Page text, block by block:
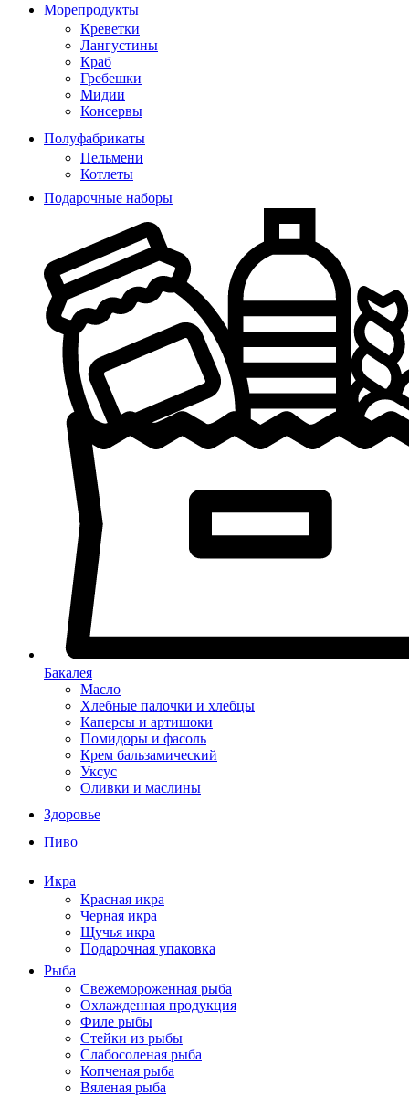
Морепродукты
Креветки
Лангустины
Краб
Гребешки
Мидии
Консервы
Полуфабрикаты
Пельмени
Котлеты
Подарочные наборы
Бакалея
Масло
Хлебные палочки и хлебцы
Каперсы и артишоки
Помидоры и фасоль
Крем бальзамический
Уксус
Оливки и маслины
Здоровье
Пиво
Икра
Красная икра
Черная икра
Щучья икра
Подарочная упаковка
Рыба
Свежемороженная рыба
Охлажденная продукция
Филе рыбы
Стейки из рыбы
Слабосоленая рыба
Копченая рыба
Вяленая рыба